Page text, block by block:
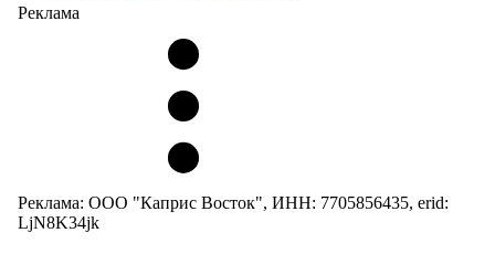
Реклама
Реклама: ООО "Каприс Восток", ИНН: 7705856435, erid:
LjN8K34jk